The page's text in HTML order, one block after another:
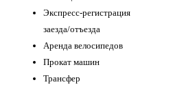
Экспресс-регистрация
заезда/отъезда
Аренда велосипедов
Прокат машин
Трансфер